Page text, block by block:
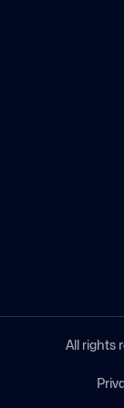
All rights